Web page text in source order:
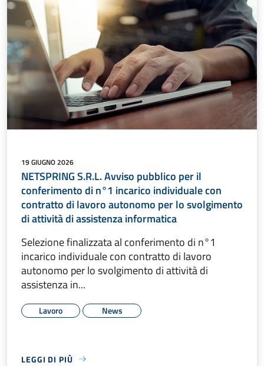
19 GIUGNO 2026
NETSPRING S.R.L. Avviso pubblico per il
conferimento di n°1 incarico individuale con
contratto di lavoro autonomo per lo svolgimento
di attività di assistenza informatica
Selezione finalizzata al conferimento di n°1
incarico individuale con contratto di lavoro
autonomo per lo svolgimento di attività di
assistenza in...
Lavoro News
LEGGI DI PIÙ